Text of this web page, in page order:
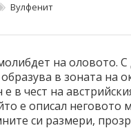
Вулфенит
на оловото.
в зоната на
е в чест на
е описал
си размери,